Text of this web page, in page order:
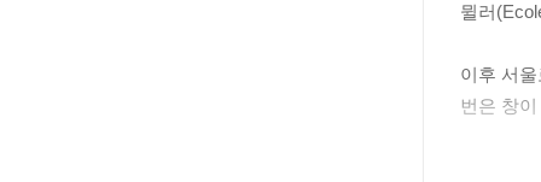
뮐러
이후 서
번은 창